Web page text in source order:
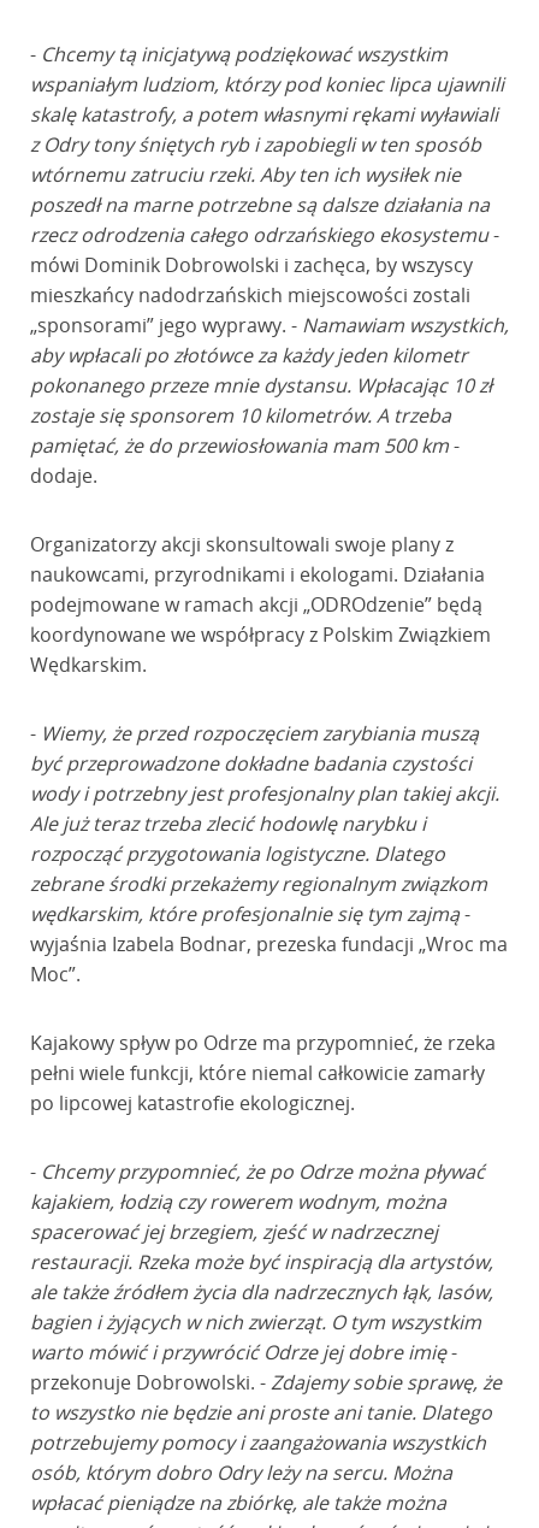
- Chcemy tą inicjatywą podziękować wszystkim
wspaniałym ludziom, którzy pod koniec lipca ujawnili
skalę katastrofy, a potem własnymi rękami wyławiali
z Odry tony śniętych ryb i zapobiegli w ten sposób
wtórnemu zatruciu rzeki. Aby ten ich wysiłek nie
poszedł na marne potrzebne są dalsze działania na
rzecz odrodzenia całego odrzańskiego ekosystemu-
mówi Dominik Dobrowolski i zachęca, by wszyscy
mieszkańcy nadodrzańskich miejscowości zostali
„sponsorami” jego wyprawy. - Namawiam wszystkich,
aby wpłacali po złotówce za każdy jeden kilometr
pokonanego przeze mnie dystansu. Wpłacając 10 zł
zostaje się sponsorem 10 kilometrów. A trzeba
pamiętać, że do przewiosłowania mam 500 km-
dodaje.
Organizatorzy akcji skonsultowali swoje plany z
naukowcami, przyrodnikami i ekologami. Działania
podejmowane w ramach akcji „ODROdzenie” będą
koordynowane we współpracy z Polskim Związkiem
Wędkarskim.
- Wiemy, że przed rozpoczęciem zarybiania muszą
być przeprowadzone dokładne badania czystości
wody i potrzebny jest profesjonalny plan takiej akcji.
Ale już teraz trzeba zlecić hodowlę narybku i
rozpocząć przygotowania logistyczne. Dlatego
zebrane środki przekażemy regionalnym związkom
wędkarskim, które profesjonalnie się tym zajmą-
wyjaśnia Izabela Bodnar, prezeska fundacji „Wroc ma
Moc”.
Kajakowy spływ po Odrze ma przypomnieć, że rzeka
pełni wiele funkcji, które niemal całkowicie zamarły
po lipcowej katastrofie ekologicznej.
- Chcemy przypomnieć, że po Odrze można pływać
kajakiem, łodzią czy rowerem wodnym, można
spacerować jej brzegiem, zjeść w nadrzecznej
restauracji. Rzeka może być inspiracją dla artystów,
ale także źródłem życia dla nadrzecznych łąk, lasów,
bagien i żyjących w nich zwierząt. O tym wszystkim
warto mówić i przywrócić Odrze jej dobre imię-
przekonuje Dobrowolski. -Zdajemy sobie sprawę, że
to wszystko nie będzie ani proste ani tanie. Dlatego
potrzebujemy pomocy i zaangażowania wszystkich
osób, którym dobro Odry leży na sercu. Można
wpłacać pieniądze na zbiórkę, ale także można